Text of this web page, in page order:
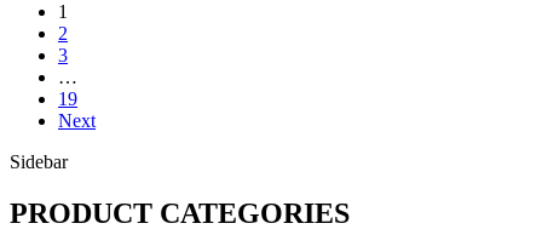
1
2
3
…
19
Next
Sidebar
PRODUCT CATEGORIES